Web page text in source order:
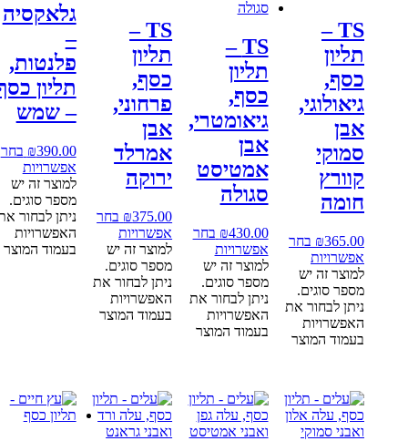
TS –
תליון
כסף,
גיאולוגי,
אבן
סמוקי
קוורץ
חומה
₪365.00
בחר
אפשרויות
למוצר זה יש
מספר סוגים.
ניתן לבחור את
האפשרויות
בעמוד המוצר
TS –
תליון
כסף,
גיאומטרי,
אבן
אמטיסט
סגולה
₪430.00
בחר
אפשרויות
למוצר זה יש
מספר סוגים.
ניתן לבחור את
האפשרויות
בעמוד המוצר
TS –
תליון
כסף,
פרחוני,
אבן
אמרלד
ירוקה
₪375.00
בחר
אפשרויות
למוצר זה יש
מספר סוגים.
ניתן לבחור את
האפשרויות
בעמוד המוצר
גלאקסיה
–
פלנטות,
תליון כסף
– שמש
₪390.00
בחר
אפשרויות
למוצר זה יש
מספר סוגים.
ניתן לבחור את
האפשרויות
בעמוד המוצר